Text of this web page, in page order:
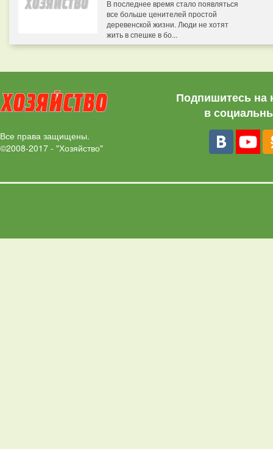
В последнее время стало появляться
все больше ценителей простой
деревенской жизни. Люди не хотят
жить в спешке в бо...
Все права защищены.
©2008-2017 - "Хозяйство"
Подпишитесь на
в